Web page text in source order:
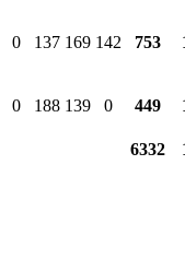
0 137 169 142 753
0 188 139 0 449
6332